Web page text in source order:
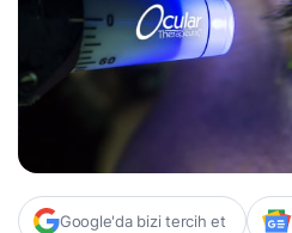
Google'da bizi tercih et